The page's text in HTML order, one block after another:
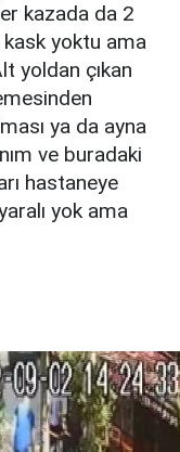
kazada da 2
kask yoktu ama
yoldan çıkan
ya da ayna
ve buradaki
hastaneye
yok ama